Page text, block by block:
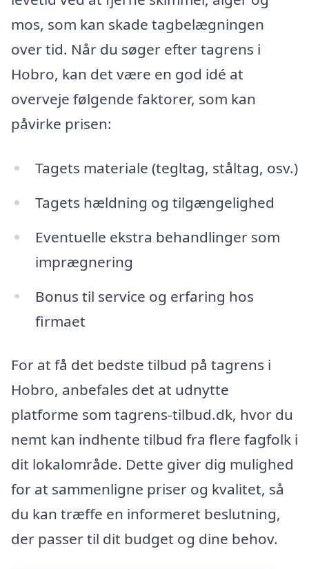
mos, som kan skade tagbelægningen
over tid. Når du søger efter tagrens i
Hobro, kan det være en god idé at
overveje følgende faktorer, som kan
påvirke prisen:
Tagets materiale (tegltag, ståltag, osv.)
Tagets hældning og tilgængelighed
Eventuelle ekstra behandlinger som
imprægnering
Bonus til service og erfaring hos
firmaet
For at få det bedste tilbud på tagrens i
Hobro, anbefales det at udnytte
platforme som tagrens-tilbud.dk, hvor du
nemt kan indhente tilbud fra flere fagfolk i
dit lokalområde. Dette giver dig mulighed
for at sammenligne priser og kvalitet, så
du kan træffe en informeret beslutning,
der passer til dit budget og dine behov.